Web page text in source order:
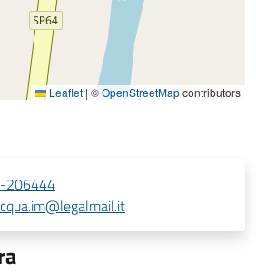
Leaflet | ©OpenStreetMapcontributors
206444